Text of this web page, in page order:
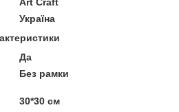
Україна
Да
Без рамки
30*30 см